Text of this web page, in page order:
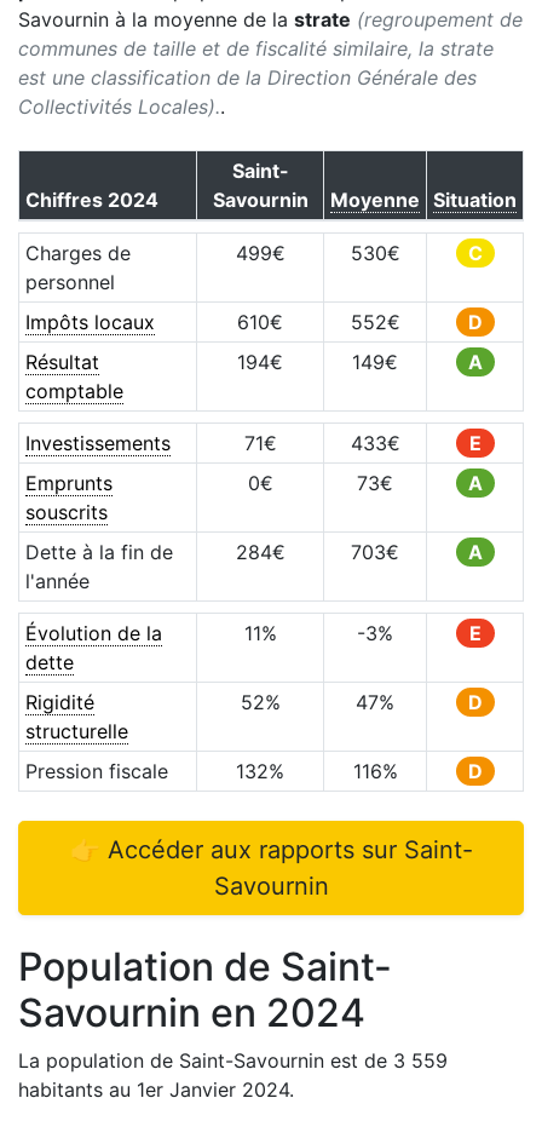
Savournin à la moyenne de la strate (regroupement de
communes de taille et de fiscalité similaire, la strate
est une classification de la Direction Générale des
Collectivités Locales)..
Chiffres 2024
Saint-
Savournin
Moyenne Situation
Charges de
personnel
499€ 530€ C
Impôts locaux 610€ 552€
D
Résultat
comptable
194€ 149€ A
Investissements 71€ 433€
E
Emprunts
souscrits
0€ 73€ A
Dette à la fin de
l'année
284€ 703€ A
Évolution de la
dette
11% -3% E
Rigidité
structurelle
52% 47% D
Pression fiscale 132% 116% D
👉 Accéder aux rapports sur Saint-
Savournin
Population de Saint-
Savournin en 2024
La population de Saint-Savournin est de 3 559
habitants au 1er Janvier 2024.